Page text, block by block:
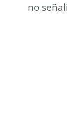
no